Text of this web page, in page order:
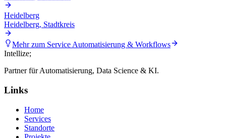
Heidelberg
Heidelberg, Stadtkreis
Mehr zum ServiceAutomatisierung & Workflows
Intellize;
Partner für Automatisierung, Data Science & KI.
Links
Home
Services
Standorte